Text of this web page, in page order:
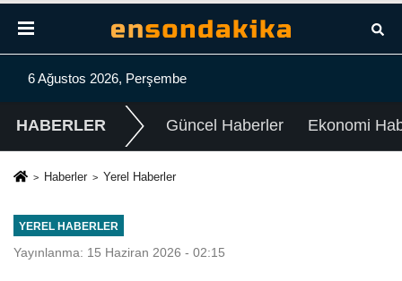
6 Ağustos 2026, Perşembe
HABERLER Güncel Haberler Ekonomi
Haberler Yerel Haberler
YEREL HABERLER
Yayınlanma: 15 Haziran 2026 - 02:15